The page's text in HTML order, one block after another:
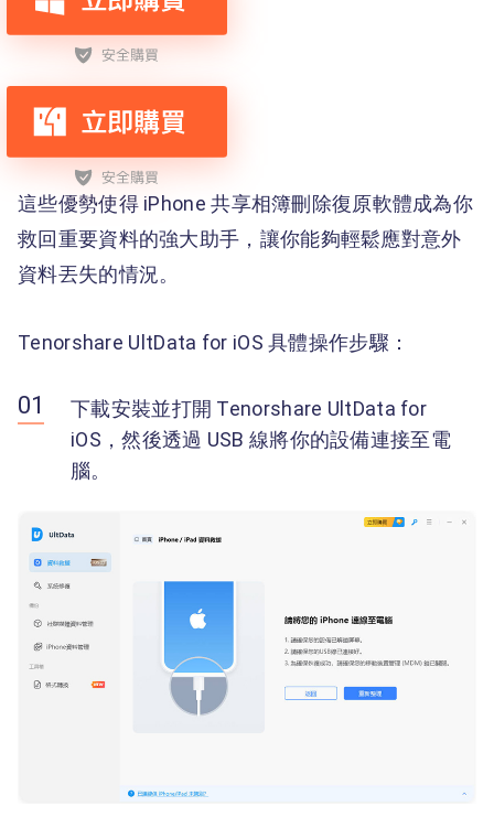
這些優勢使得 iPhone 共享相簿刪除復原軟體成為你
救回重要資料的強大助手，讓你能夠輕鬆應對意外
資料丟失的情況。
Tenorshare UltData for iOS 具體操作步驟：
下載安裝並打開 Tenorshare UltData for
iOS，然後透過 USB 線將你的設備連接至電
腦。